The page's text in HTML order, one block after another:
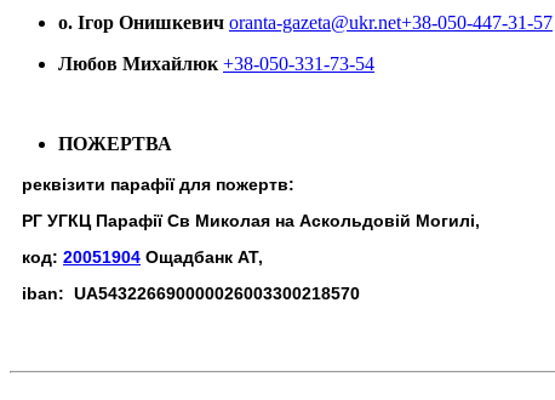
о. Ігор Онишкевич oranta-gazeta@ukr.net+38-050-447-31-57
Любов Михайлюк +38-050-331-73-54
ПОЖЕРТВА
реквізити парафії для пожертв:
РГ УГКЦ Парафії Св Миколая на Аскольдовій Могилі,
код: 20051904 Ощадбанк АТ,
iban: UA543226690000026003300218570